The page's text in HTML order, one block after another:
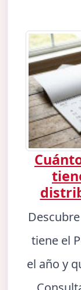
tiene el
el año y